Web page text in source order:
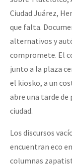
Ciudad Juárez,
que falta.
alternativos y
compromete. El
junto a la plaza
el kiosko, a un
abre una tarde
ciudad.
Los discursos
encuentran eco
columnas